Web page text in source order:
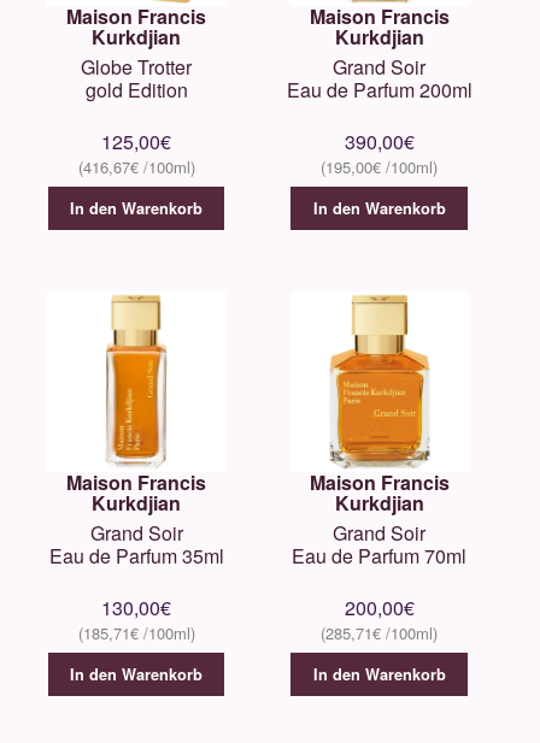
Maison Francis
Kurkdjian
Globe Trotter
gold Edition
125,00€
416,67€
In den Warenkorb
Maison Francis
Kurkdjian
Grand Soir
Eau de Parfum 200ml
390,00€
195,00€
In den Warenkorb
Maison Francis
Kurkdjian
Grand Soir
Eau de Parfum 35ml
130,00€
185,71€
In den Warenkorb
Maison Francis
Kurkdjian
Grand Soir
Eau de Parfum 70ml
200,00€
285,71€
In den Warenkorb